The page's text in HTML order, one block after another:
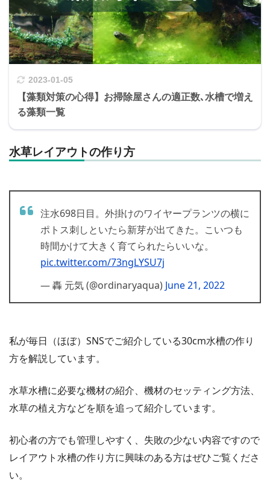
2023-01-05
【藻類対策の心得】お掃除屋さんの適正数､水槽で増え
る藻類一覧
水草レイアウトの作り方
注水698日目。外掛けのワイヤープランツの横に
ポトス刺しといたら新芽が出てきた。こいつも
時間かけて大きく育てられたらいいな。
pic.twitter.com/73ngLYSU7j
— 轟 元気 (@ordinaryaqua) June 21, 2022
私が毎日（ほぼ）SNSでご紹介している30cm水槽の作り
方を解説しています。
水草水槽に必要な機材の紹介、機材のセッティング方法、
水草の植え方などを順を追って紹介しています。
初心者の方でも管理しやすく、失敗の少ない内容ですので
レイアウト水槽の作り方に興味のある方はぜひご覧くださ
い。